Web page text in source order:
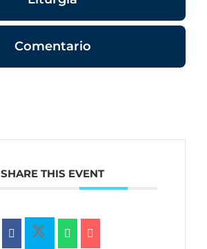
Comentario
SHARE THIS EVENT